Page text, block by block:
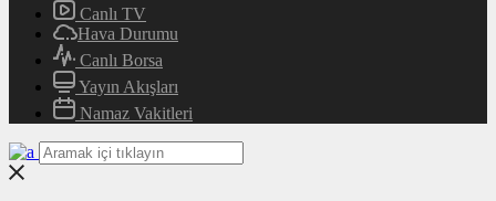
Canlı TV
Hava Durumu
Canlı Borsa
Yayın Akışları
Namaz Vakitleri